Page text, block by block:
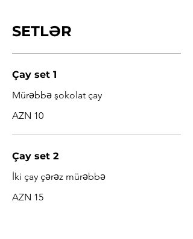
SETLƏR
Çay set 1
Mürəbbə şokolat çay
AZN 10
Çay set 2
İki çay çərəz mürəbbə
AZN 15